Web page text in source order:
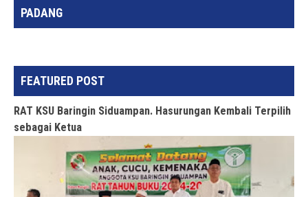
PADANG
FEATURED POST
RAT KSU Baringin Siduampan. Hasurungan Kembali Terpilih
sebagai Ketua